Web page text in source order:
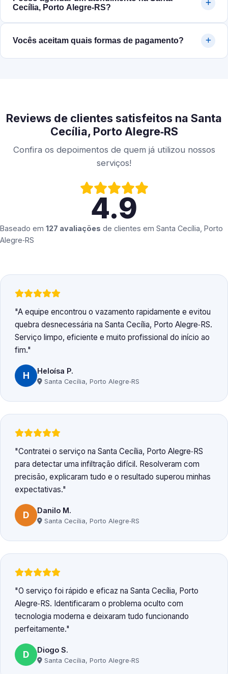
Cecília, Porto Alegre‑RS?
Vocês aceitam quais formas de pagamento?
Reviews de clientes satisfeitos na Santa
Cecília, Porto Alegre‑RS
Confira os depoimentos de quem já utilizou nossos
serviços!
4.9
Baseado em 127 avaliações de clientes em Santa Cecília, Porto
Alegre‑RS
A equipe encontrou o vazamento rapidamente e evitou
quebra desnecessária na Santa Cecília, Porto Alegre‑RS.
Serviço limpo, eficiente e muito profissional do início ao
fim.
H Heloísa P.
Santa Cecília, Porto Alegre‑RS
Contratei o serviço na Santa Cecília, Porto Alegre‑RS
para detectar uma infiltração difícil. Resolveram com
precisão, explicaram tudo e o resultado superou minhas
expectativas.
D Danilo M.
Santa Cecília, Porto Alegre‑RS
O serviço foi rápido e eficaz na Santa Cecília, Porto
Alegre‑RS. Identificaram o problema oculto com
tecnologia moderna e deixaram tudo funcionando
perfeitamente.
D Diogo S.
Santa Cecília, Porto Alegre‑RS